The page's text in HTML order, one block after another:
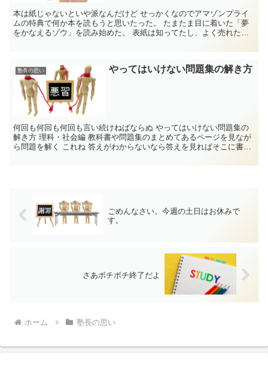
本は紙じゃないといや派なんだけど せっかくなのでアマゾンプライ
ムの特典で何か本を読もうと思いたった。 たまたま目に着いた「夢
をかなえるゾウ」を読み始めた。 表紙は知ってたし、よく売れた本
塾長の思い やってはいけない問題集の解き方
何回も何回も何回も言い続けねばならぬ やってはいけない問題集の
解き方 理科・社会編 教科書や問題集のまとめてあるページを見なが
ら問題を解く これね 答えがわからないなら答えを見ればそこに書
ごめんなさい。今週の土日はお休みで
す。
さあボチボチ終了だよ
ホーム 塾長の思い